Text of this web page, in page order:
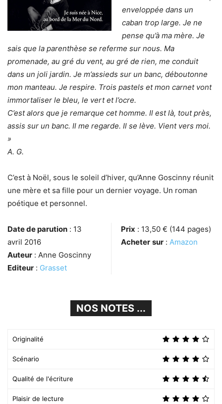
enveloppée dans un
caban trop large. Je ne
pense qu’à ma mère. Je
sais que la parenthèse se referme sur nous. Ma
promenade, au gré du vent, au gré de rien, me conduit
dans un joli jardin. Je m’assieds sur un banc, déboutonne
mon manteau. Je respire. Trois pastels et mon carnet vont
immortaliser le bleu, le vert et l’ocre.
C’est alors que je remarque cet homme. Il est là, tout près,
assis sur un banc. Il me regarde. Il se lève. Vient vers moi.
»
A. G.
C’est à Noël, sous le soleil d’hiver, qu’Anne Goscinny réunit
une mère et sa fille pour un dernier voyage. Un roman
poétique et personnel.
Date de parution : 13
avril 2016
Auteur : Anne Goscinny
Editeur : Grasset
Prix : 13,50 € (144 pages)
Acheter sur : Amazon
NOS NOTES ...
Originalité
Scénario
Qualité de l'écriture
Plaisir de lecture